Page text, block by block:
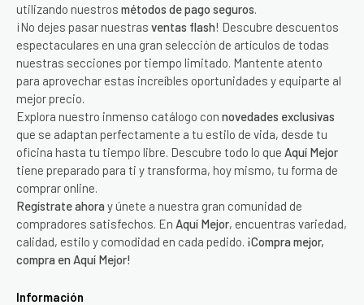
utilizando nuestros métodos de pago seguros.
¡No dejes pasar nuestras ventas flash! Descubre descuentos
espectaculares en una gran selección de artículos de todas
nuestras secciones por tiempo limitado. Mantente atento
para aprovechar estas increíbles oportunidades y equiparte al
mejor precio.
Explora nuestro inmenso catálogo con novedades exclusivas
que se adaptan perfectamente a tu estilo de vida, desde tu
oficina hasta tu tiempo libre. Descubre todo lo que Aquí Mejor
tiene preparado para ti y transforma, hoy mismo, tu forma de
comprar online.
Regístrate ahora y únete a nuestra gran comunidad de
compradores satisfechos. En Aquí Mejor, encuentras variedad,
calidad, estilo y comodidad en cada pedido. ¡Compra mejor,
compra en Aquí Mejor!
Información